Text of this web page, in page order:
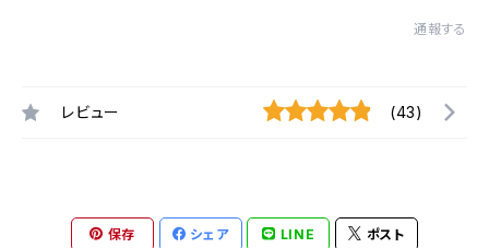
通報する
レビュー (43)
保存 シェア LINE ポスト